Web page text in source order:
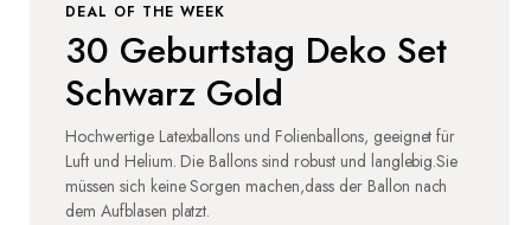
DEAL OF THE WEEK
30 Geburtstag Deko Set
Schwarz Gold
Hochwertige Latexballons und Folienballons, geeignet für
Luft und Helium. Die Ballons sind robust und langlebig.Sie
müssen sich keine Sorgen machen,dass der Ballon nach
dem Aufblasen platzt.